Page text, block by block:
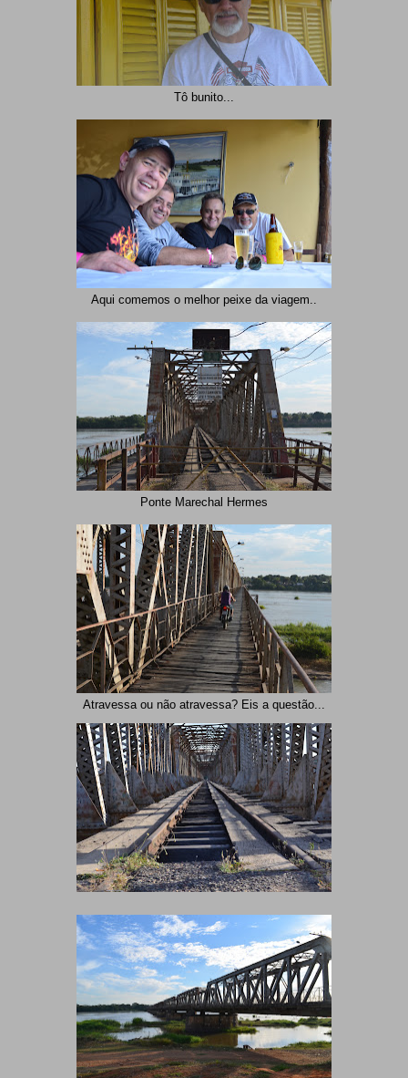
Tô bunito...
Aqui comemos o melhor peixe da viagem..
Ponte Marechal Hermes
Atravessa ou não atravessa? Eis a questão...